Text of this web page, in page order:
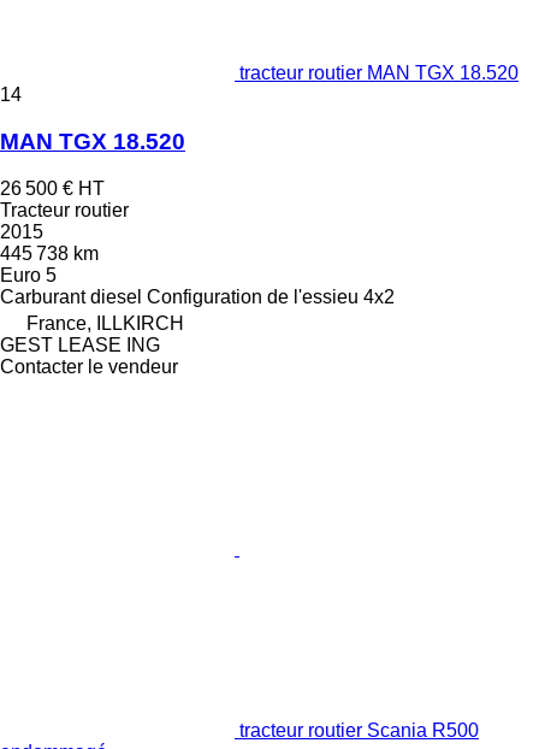
tracteur routier MAN TGX 18.520
14
MAN TGX 18.520
26 500 € HT
Tracteur routier
2015
445 738 km
Euro 5
Carburant diesel Configuration de l'essieu 4x2
France, ILLKIRCH
GEST LEASE ING
Contacter le vendeur
tracteur routier Scania R500